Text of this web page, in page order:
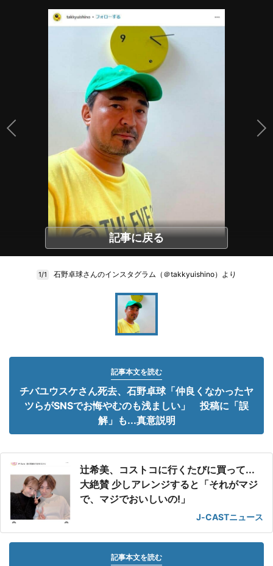
記事に戻る
1/1 石野卓球さんのインスタグラム（＠takkyuishino）より
記事本文を読む
チバユウスケさん死去、石野卓球「仲良くなかったヤ
ツらがSNSでお悔やむのも浅ましい」 投稿に「誤
解」も...真意説明
辻希美、コストコに行くたびに買って...
大絶賛 少しアレンジすると「それがマジ
で、マジでおいしいの!」
J-CASTニュース
記事本文を読む